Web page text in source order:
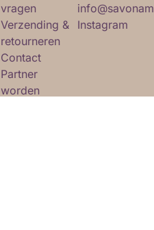
vragen
Verzending &
retourneren
Contact
Partner
worden
Instagram